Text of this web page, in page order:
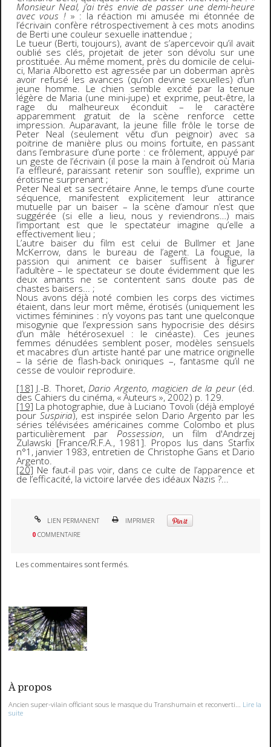
Monsieur Neal, j’ai très envie de passer une demi-heure
avec vous ! » : la réaction mi amusée mi étonnée de
l’écrivain confère rétrospectivement à ces mots anodins
de Berti une couleur sexuelle inattendue ;
Le tueur (Berti, toujours), avant de s’apercevoir qu’il avait
oublié ses clés, projetait de jeter son dévolu sur une
prostituée. Au même moment, près du domicile de celui-
ci, Maria Alboretto est agressée par un doberman après
avoir refusé les avances (qu’on devine sexuelles) d’un
jeune homme. Le chien semble excité par la tenue
légère de Maria (une mini-jupe) et exprime, peut-être, la
rage du malheureux éconduit – le caractère
apparemment gratuit de la scène renforce cette
impression. Auparavant, la jeune fille frôle le torse de
Peter Neal (seulement vêtu d’un peignoir) avec sa
poitrine de manière plus ou moins fortuite, en passant
dans l’embrasure d’une porte : ce frôlement, appuyé par
un geste de l’écrivain (il pose la main à l’endroit où Maria
l’a effleuré, paraissant retenir son souffle), exprime un
érotisme surprenant ;
Peter Neal et sa secrétaire Anne, le temps d’une courte
séquence, manifestent explicitement leur attirance
mutuelle par un baiser – la scène d’amour n’est que
suggérée (si elle a lieu, nous y reviendrons…) mais
l’important est que le spectateur imagine qu’elle a
effectivement lieu ;
L’autre baiser du film est celui de Bullmer et Jane
McKerrow, dans le bureau de l’agent. La fougue, la
passion qui animent ce baiser suffisent à figurer
l’adultère – le spectateur se doute évidemment que les
deux amants ne se contentent sans doute pas de
chastes baisers... ;
Nous avons déjà noté combien les corps des victimes
étaient, dans leur mort même, érotisés (uniquement les
victimes féminines : n’y voyons pas tant une quelconque
misogynie que l’expression sans hypocrisie des désirs
d’un mâle hétérosexuel : le cinéaste). Ces jeunes
femmes dénudées semblent poser, modèles sensuels
et macabres d’un artiste hanté par une matrice originelle
– la série de flash-back oniriques –, fantasme qu’il ne
cesse de vouloir reproduire.
[18] J.-B. Thoret,Dario Argento, magicien de la peur(éd.
des Cahiers du cinéma, « Auteurs », 2002) p. 129.
[19] La photographie, due à Luciano Tovoli (déjà employé
pour Suspiria), est inspirée selon Dario Argento par les
séries télévisées américaines comme Colombo et plus
particulièrement par Possession, un film d'Andrzej
Zulawski [France/R.F.A., 1981]. Propos lus dans Starfix
n°1, janvier 1983, entretien de Christophe Gans et Dario
Argento.
[20] Ne faut-il pas voir, dans ce culte de l’apparence et
de l’efficacité, la victoire larvée des idéaux Nazis ?...
LIEN PERMANENT
IMPRIMER
0 COMMENTAIRE
Les commentaires sont fermés.
À propos
Ancien super-vilain officiant sous le masque du Transhumain et reconverti...
Lire la
suite